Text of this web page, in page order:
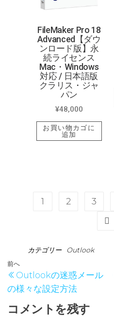
FileMaker Pro 18
Advanced【ダウ
ンロード版】永
続ライセンス
Mac・Windows
対応 / 日本語版
クラリス・ジャ
パン
¥48,000
お買い物カゴに
追加
1 2 3
カテゴリー Outlook
前へ
Outlookの迷惑メール
の様々な設定方法
コメントを残す